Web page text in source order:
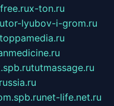
x-ton.ru
tor-lyubov-i-grom.ru
tutmassage.ru
net-life.net.ru